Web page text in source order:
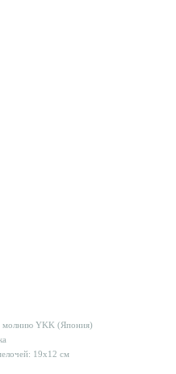
молнию YKK (Япония)
19х12 см